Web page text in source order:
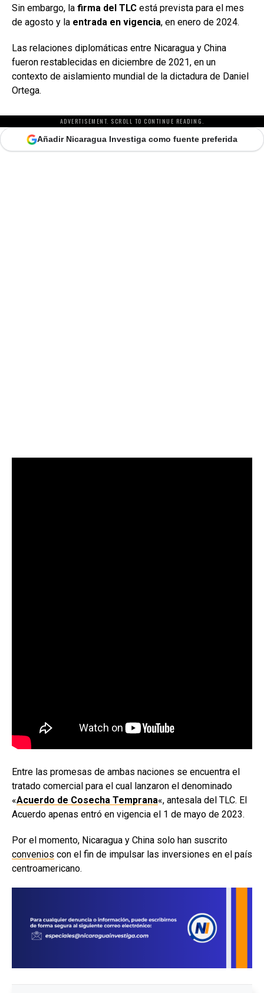
Sin embargo, la firma del TLC está prevista para el mes
de agosto y la entrada en vigencia, en enero de 2024.
Las relaciones diplomáticas entre Nicaragua y China
fueron restablecidas en diciembre de 2021, en un
contexto de aislamiento mundial de la dictadura de Daniel
Ortega.
ADVERTISEMENT. SCROLL TO CONTINUE READING.
Añadir Nicaragua Investiga como fuente preferida
Entre las promesas de ambas naciones se encuentra el
tratado comercial para el cual lanzaron el denominado
«Acuerdo de Cosecha Temprana«, antesala del TLC. El
Acuerdo apenas entró en vigencia el 1 de mayo de 2023.
Por el momento, Nicaragua y China solo han suscrito
convenios con el fin de impulsar las inversiones en el país
centroamericano.